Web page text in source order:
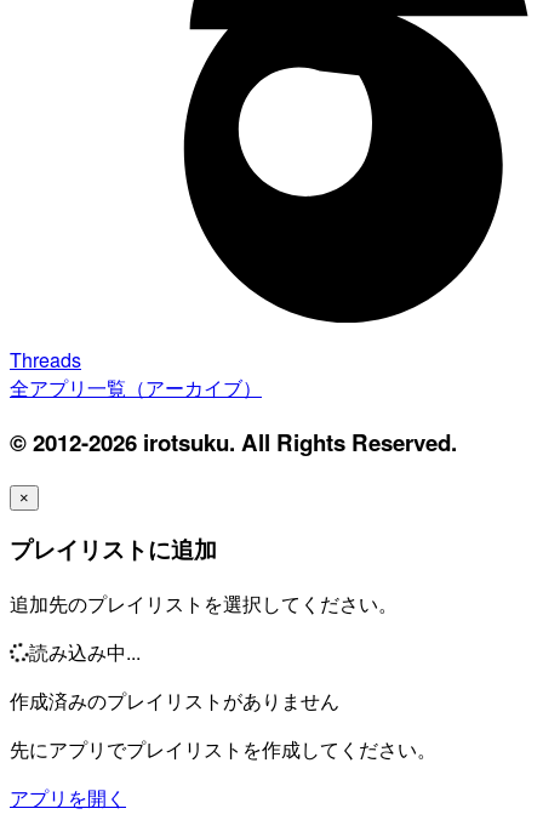
Threads
全アプリ一覧（アーカイブ）
© 2012-2026 irotsuku. All Rights Reserved.
×
プレイリストに追加
追加先のプレイリストを選択してください。
読み込み中...
作成済みのプレイリストがありません
先にアプリでプレイリストを作成してください。
アプリを開く